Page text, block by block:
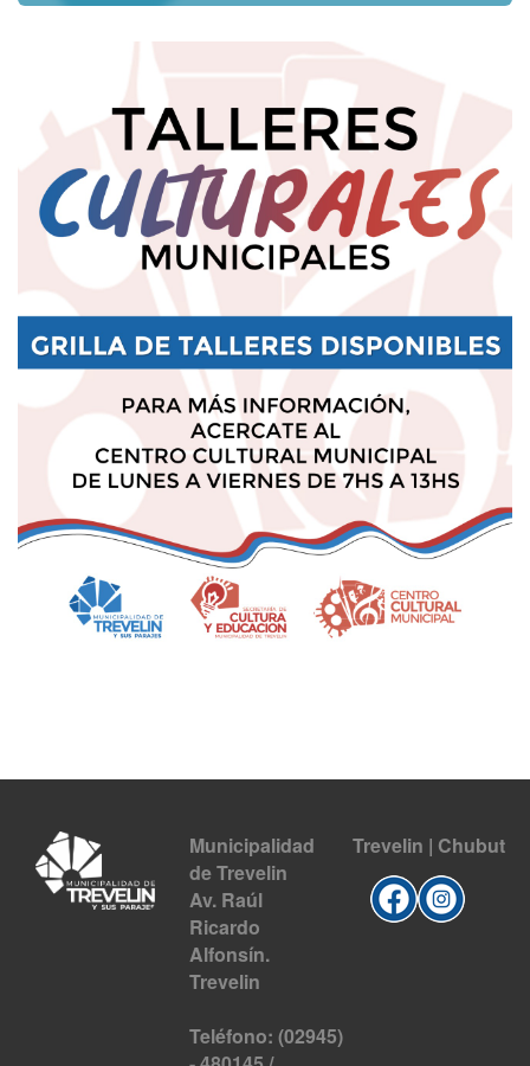
Municipalidad
de Trevelin
Av. Raúl
Ricardo
Alfonsín.
Trevelin
Teléfono: (02945)
Trevelin | Chubut